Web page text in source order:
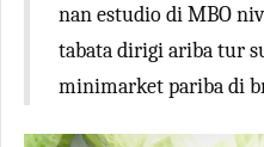
nan estudio di MBO
tabata dirigi ariba tur
minimarket pariba di